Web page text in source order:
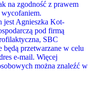
na zgodność z prawem
wycofaniem.
jest Agnieszka Kot-
pod firmą
SBC
przetwarzane w celu
e-mail. Więcej
można znaleźć w